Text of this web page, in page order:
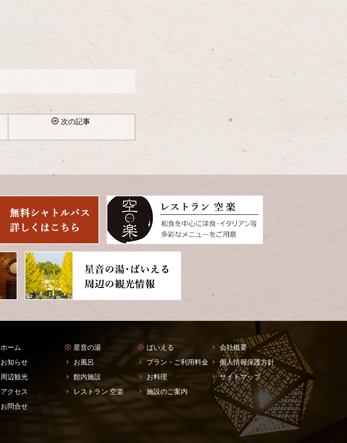
次の記事
ホーム
お知らせ
周辺観光
アクセス
お問合せ
星音の湯
お風呂
館内施設
レストラン 空楽
ばいえる
プラン・ご利用料金
お料理
施設のご案内
会社概要
個人情報保護方針
サイトマップ